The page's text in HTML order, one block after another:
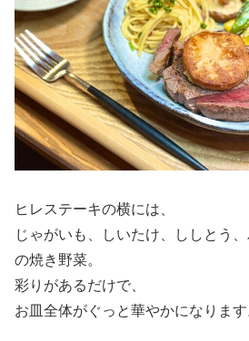
ヒレステーキの横には、
じゃがいも、しいたけ、ししとう
の焼き野菜。
彩りがあるだけで、
お皿全体がぐっと華やかになります